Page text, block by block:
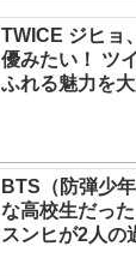
TWICE ジヒョ
優みたい！ ツ
ふれる魅力を
BTS（防弾少
な高校生だっ
スンヒが2人の